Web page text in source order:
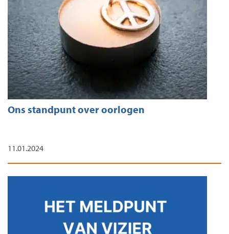
Ons standpunt over oorlogen
11.01.2024